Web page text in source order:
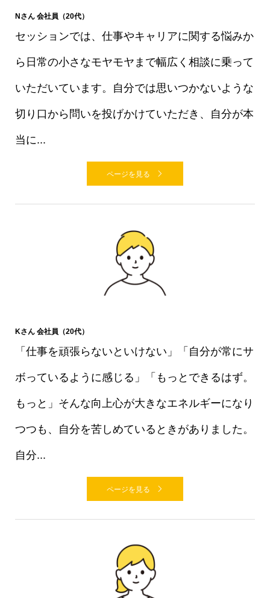
Nさん 会社員（20代）
セッションでは、仕事やキャリアに関する悩みか
ら日常の小さなモヤモヤまで幅広く相談に乗って
いただいています。自分では思いつかないような
切り口から問いを投げかけていただき、自分が本
当に...
ページを見る
Kさん 会社員（20代）
「仕事を頑張らないといけない」「自分が常にサ
ボっているように感じる」「もっとできるはず。
もっと」そんな向上心が大きなエネルギーになり
つつも、自分を苦しめているときがありました。
自分...
ページを見る